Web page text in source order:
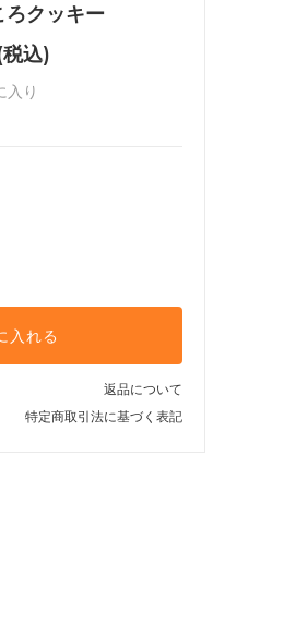
ろクッキー
込)
入り
入れる
返品について
特定商取引法に基づく表記